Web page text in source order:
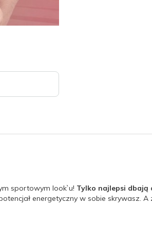
sportowym look`u! Tylko najlepsi dbają
energetyczny w sobie skrywasz.